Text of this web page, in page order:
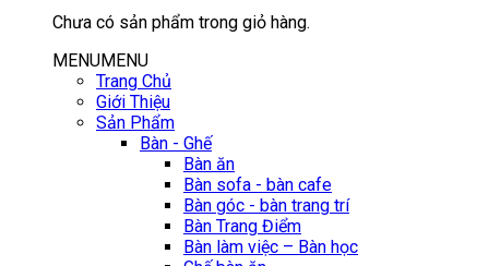
Chưa có sản phẩm trong giỏ hàng.
MENUMENU
Trang Chủ
Giới Thiệu
Sản Phẩm
Bàn - Ghế
Bàn ăn
Bàn sofa - bàn cafe
Bàn góc - bàn trang trí
Bàn Trang Điểm
Bàn làm việc – Bàn học